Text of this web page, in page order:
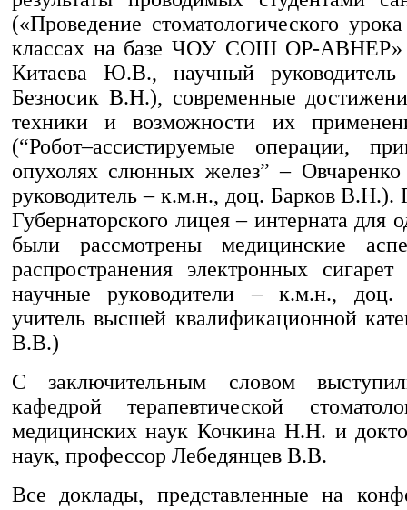
(«Проведение стоматологического
классах на базе ЧОУ СОШ ОР-АВНЕР»
Китаева Ю.В., научный
Безносик В.Н.), современные
техники и возможности их
(“Робот–ассистируемые операции,
опухолях слюнных желез” –
руководитель – к.м.н., доц. Барков В.Н.).
Губернаторского лицея – интерната для
были рассмотрены медицинские
распространения электронных
научные руководители – к.м.н.,
учитель высшей квалификационной
В.В.)
С заключительным словом
кафедрой терапевтической
медицинских наук Кочкина Н.Н. и
наук, профессор Лебедянцев В.В.
Все доклады, представленные на